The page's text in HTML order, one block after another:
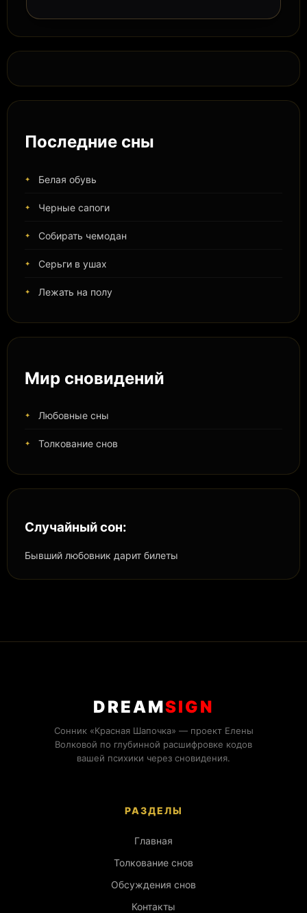
Последние сны
Белая обувь
Черные сапоги
Собирать чемодан
Серьги в ушах
Лежать на полу
Мир сновидений
Любовные сны
Толкование снов
Случайный сон:
Бывший любовник дарит билеты
DREAMSIGN
Сонник «Красная Шапочка» — проект Елены
Волковой по глубинной расшифровке кодов
вашей психики через сновидения.
РАЗДЕЛЫ
Главная
Толкование снов
Обсуждения снов
Контакты